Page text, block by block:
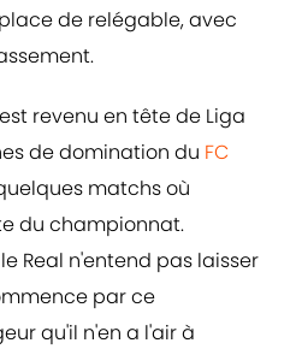
de relégable, avec
revenu en tête de Liga
de domination du FC
matchs où
du championnat.
Real n'entend pas laisser
par ce
qu'il n'en a l'air à